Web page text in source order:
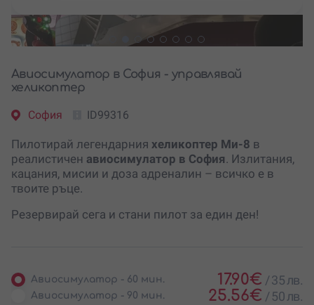
Авиосимулатор в София - управлявай
хеликоптер
София ID99316
Пилотирай легендарния хеликоптер Ми-8 в
реалистичен авиосимулатор в София . Излитания,
кацания, мисии и доза адреналин – всичко е в
твоите ръце.
Резервирай сега и стани пилот за един ден!
Авиосимулатор - 60 мин. 17.90€ /35 лв.
Авиосимулатор - 90 мин. 25.56€ / 50 лв.